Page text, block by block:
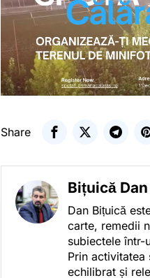
Share
Bițuică Dan
Dan Bițuică
carte, remedii
subiectele într-
Prin
echilibrat și